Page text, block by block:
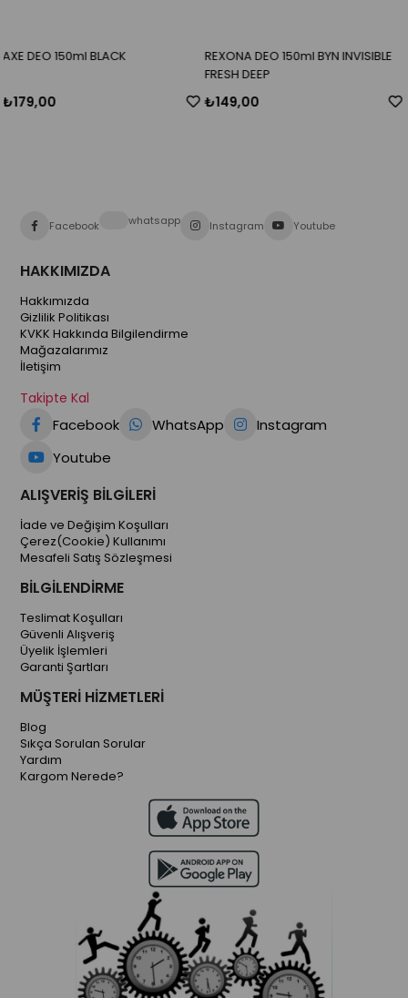
REXONA DEO 150ml BYN INVISIBLE
₺149,00
BAYCAN YUMURTA 30 LU (L)
₺119,90
Facebook whatsapp Instagram Youtube
HAKKIMIZDA
Hakkımızda
Gizlilik Politikası
KVKK Hakkında Bilgilendirme
Mağazalarımız
İletişim
Takipte Kal
Facebook WhatsApp
Instagram
Youtube
ALIŞVERİŞ BİLGİLERİ
İade ve Değişim Koşulları
Çerez(Cookie) Kullanımı
Mesafeli Satış Sözleşmesi
BİLGİLENDİRME
Teslimat Koşulları
Güvenli Alışveriş
Üyelik İşlemleri
Garanti Şartları
MÜŞTERİ HİZMETLERİ
Blog
Sıkça Sorulan Sorular
Yardım
Kargom Nerede?